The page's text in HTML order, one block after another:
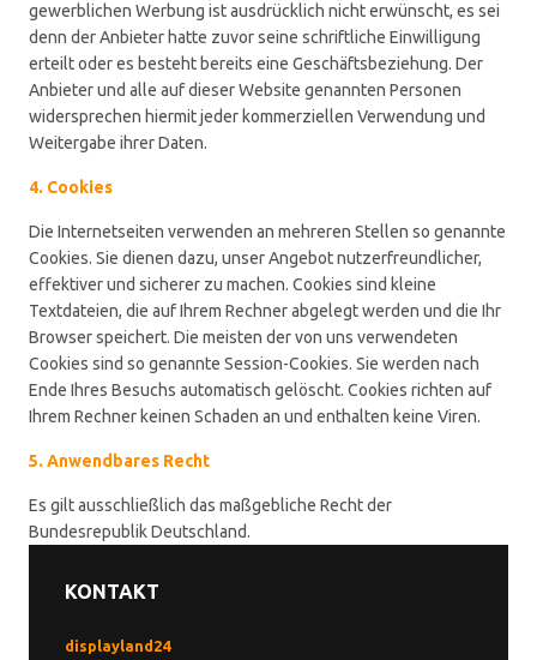
gewerblichen Werbung ist ausdrücklich nicht erwünscht, es sei
denn der Anbieter hatte zuvor seine schriftliche Einwilligung
erteilt oder es besteht bereits eine Geschäftsbeziehung. Der
Anbieter und alle auf dieser Website genannten Personen
widersprechen hiermit jeder kommerziellen Verwendung und
Weitergabe ihrer Daten.
4. Cookies
Die Internetseiten verwenden an mehreren Stellen so genannte
Cookies. Sie dienen dazu, unser Angebot nutzerfreundlicher,
effektiver und sicherer zu machen. Cookies sind kleine
Textdateien, die auf Ihrem Rechner abgelegt werden und die Ihr
Browser speichert. Die meisten der von uns verwendeten
Cookies sind so genannte Session-Cookies. Sie werden nach
Ende Ihres Besuchs automatisch gelöscht. Cookies richten auf
Ihrem Rechner keinen Schaden an und enthalten keine Viren.
5. Anwendbares Recht
Es gilt ausschließlich das maßgebliche Recht der
Bundesrepublik Deutschland.
KONTAKT
displayland24